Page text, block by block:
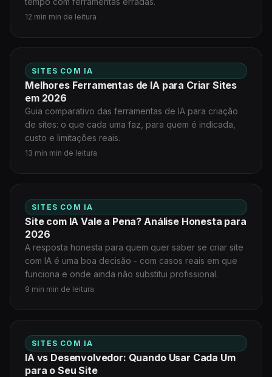
12 min min de leitura
SITES COM IA
Melhores Ferramentas de IA para Criar Sites
em 2026
Guia comparativo das ferramentas de IA para criação
de sites: o que cada uma faz, para quem é indicada,
custo e limitações reais.
13 min min de leitura
SITES COM IA
Site com IA Vale a Pena? Análise Honesta para
2026
A resposta honesta para quem quer saber se criar site
com IA é uma boa decisão - com casos reais em que
funciona e onde ainda não substitui profissional.
9 min min de leitura
SITES COM IA
IA vs Desenvolvedor: Quando Usar Cada Um
para o Seu Site